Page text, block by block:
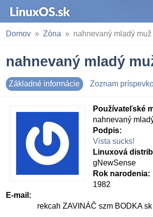
Domov Zóna nahnevaný mladý muž
nahnevaný mladý
Základné informácie Zoznam
Používateľské
nahnevaný
Podpis:
Vista sucks!
Linuxová
gNewSense
Rok narodenia:
1982
E-mail:
rekcah ZAVINÁČ szm BODKA sk